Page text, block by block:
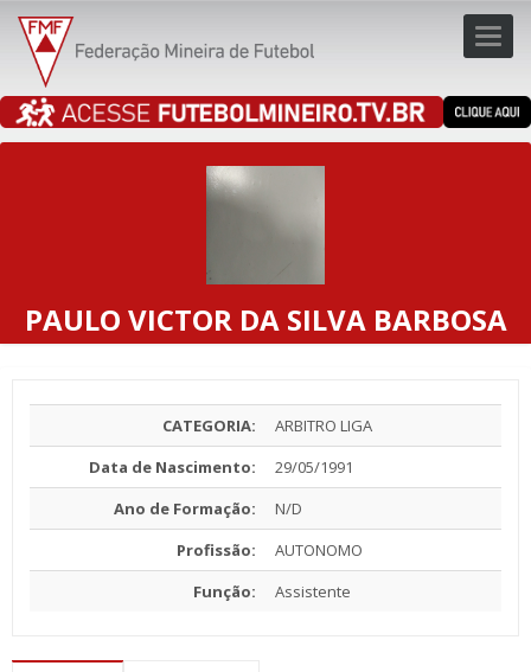
PAULO VICTOR DA SILVA BARBOSA
CATEGORIA:
ARBITRO LIGA
Data de Nascimento:
29/05/1991
Ano de Formação:
N/D
Profissão:
AUTONOMO
Função:
Assistente